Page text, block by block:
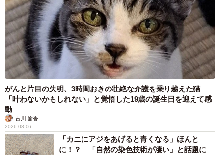
がんと片目の失明、3時間おきの壮絶な介護を乗り越えた猫
「叶わないかもしれない」と覚悟した19歳の誕生日を迎えて感
動
古川 諭香
2026.08.06
「カニにアジをあげると青くなる」ほんと
に！？ 「自然の染色技術が凄い」と話題に